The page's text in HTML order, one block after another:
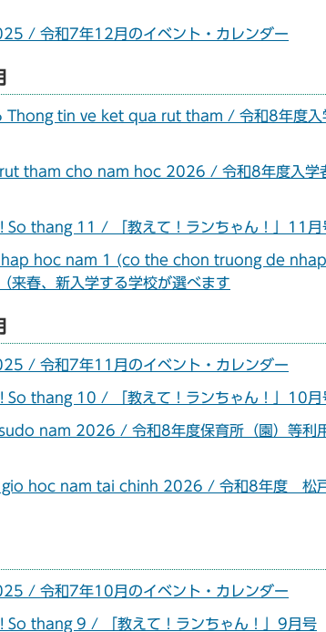
/ 令和7年12月のイベント・カレンダー
tin ve ket qua rut tham / 令和8年度入
tham cho nam hoc 2026 / 令和8年度入学
thang 11 / 「教えて！ランちゃん！」11月
hoc nam 1 (co the chon truong de
春、新入学する学校が選べます
/ 令和7年11月のイベント・カレンダー
thang 10 / 「教えて！ランちゃん！」10月
nam 2026 / 令和8年度保育所（園）等利
hoc nam tai chinh 2026 / 令和8年度 松戸
/ 令和7年10月のイベント・カレンダー
thang 9 / 「教えて！ランちゃん！」9月号